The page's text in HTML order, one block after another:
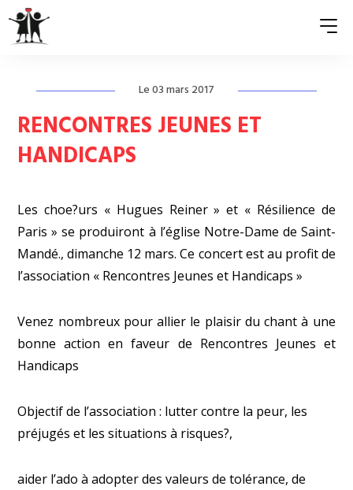
QUI SOMMES-NOUS ?
ASSOCIATIONS MEMBRES
S’ENGAGER
ACTUALITÉS
PRESSE
Le 03 mars 2017
RENCONTRES JEUNES ET
HANDICAPS
Les choe?urs « Hugues Reiner » et « Résilience de
Paris » se produiront à l’église Notre-Dame de Saint-
Mandé., dimanche 12 mars. Ce concert est au profit de
l’association « Rencontres Jeunes et Handicaps »
Venez nombreux pour allier le plaisir du chant à une
bonne action en faveur de Rencontres Jeunes et
Handicaps
Objectif de l’association : lutter contre la peur, les
préjugés et les situations à risques?,
aider l’ado à adopter des valeurs de tolérance, de